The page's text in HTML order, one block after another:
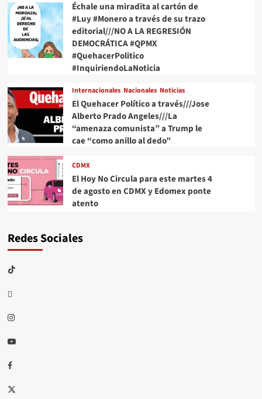
Échale una miradita al cartón de
#Luy #Monero a través de su trazo
editorial///NO A LA REGRESIÓN
DEMOCRÁTICA #QPMX
#QuehacerPolitico
#InquiriendoLaNoticia
Internacionales Nacionales Noticias
El Quehacer Político a través///Jose
Alberto Prado Angeles///La
“amenaza comunista” a Trump le
cae “como anillo al dedo”
CDMX
El Hoy No Circula para este martes 4
de agosto en CDMX y Edomex ponte
atento
Redes Sociales
TikTok
threads
Instagram
Youtube
Facebook
X